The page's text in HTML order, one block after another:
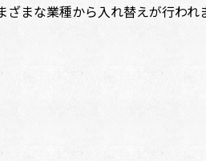
まな業種から入れ替えが行われ